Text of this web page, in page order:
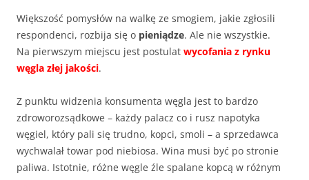
Większość pomysłów na walkę ze smogiem, jakie zgłosili
respondenci, rozbija się o pieniądze. Ale nie wszystkie.
Na pierwszym miejscu jest postulat wycofania z rynku
węgla złej jakości.
Z punktu widzenia konsumenta węgla jest to bardzo
zdroworozsądkowe – każdy palacz co i rusz napotyka
węgiel, który pali się trudno, kopci, smoli – a sprzedawca
wychwalał towar pod niebiosa. Wina musi być po stronie
paliwa. Istotnie, różne węgle źle spalane kopcą w różnym